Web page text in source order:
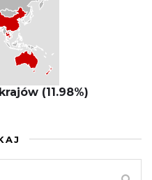
(11.98%)